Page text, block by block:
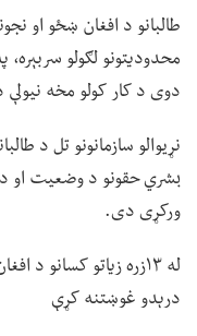
طالبانو د افغان ښځو او
محدودیتونو لګولو
دوی د کار کولو مخه
نړیوالو سازمانونو تل د
بشري حقونو د وضعیت او د
ورکړی دی.
له ۱۳زره زیاتو کسانو
درېدو غوښتنه کړې